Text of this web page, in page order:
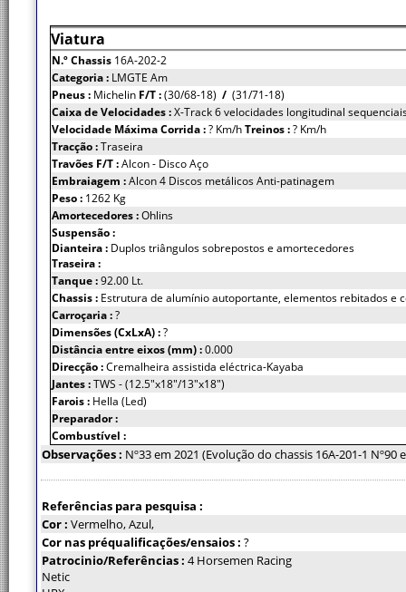
Viatura
N.º Chassis 16A-202-2
Categoria : LMGTE Am
Pneus : Michelin F/T :(30/68-18) / (31/71-18)
Caixa de Velocidades :X-Track 6 velocidades longitudinal
Velocidade Máxima Corrida :? Km/hTreinos :? Km/h
Tracção :Traseira
Travões F/T :Alcon - Disco Aço
Embraiagem :Alcon 4 Discos metálicos Anti-patinagem
Peso : 1262 Kg
Amortecedores :Ohlins
Suspensão :
Dianteira : Duplos triângulos sobrepostos e amortecedores
Traseira :
Tanque :92.00 Lt.
Chassis : Estrutura de alumínio autoportante, elementos rebitados e
Carroçaria :?
Dimensões (CxLxA) :?
Distância entre eixos (mm) :0.000
Direcção :Cremalheira assistida eléctrica-Kayaba
Jantes :TWS - (12.5"x18"/13"x18")
Farois : Hella (Led)
Preparador :
Combustível :
Observações : Nº33 em 2021 (Evolução do chassis 16A-201-1 Nº90
Referências para pesquisa :
Cor : Vermelho, Azul,
Cor nas préqualificações/ensaios : ?
Patrocinio/Referências : 4 Horsemen Racing
Netic